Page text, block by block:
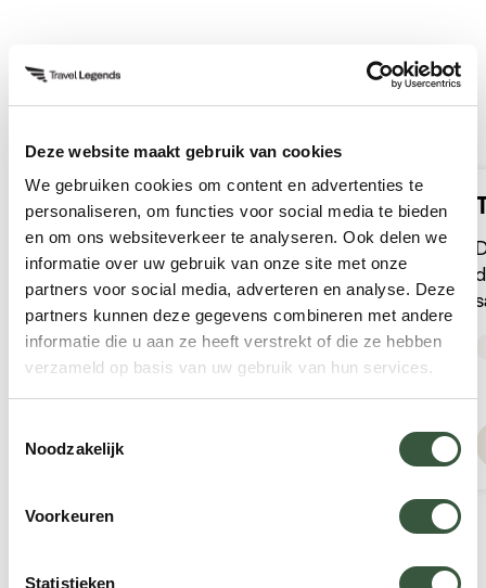
Deze website maakt gebruik van cookies
We gebruiken cookies om content en advertenties te
personaliseren, om functies voor social media te bieden
en om ons websiteverkeer te analyseren. Ook delen we
informatie over uw gebruik van onze site met onze
partners voor social media, adverteren en analyse. Deze
partners kunnen deze gegevens combineren met andere
informatie die u aan ze heeft verstrekt of die ze hebben
verzameld op basis van uw gebruik van hun services.
Noodzakelijk
Voorkeuren
Statistieken
Onze reizen naar Tanzania
Tanzania Safari Reis Voor- en
najaar
Deze rondreis door Tanzania is geschikt van
april tot en met juni en november. U maakt
vele safari's in verschillende natuurparken,
leert de inheemse cultuur kennen, wordt door
een privéchauffeur in een 4x4 rondgereden en
overnacht in scherp geprijsde lodges.
9 dagen v.a. 5.600 p.p. Rondreis